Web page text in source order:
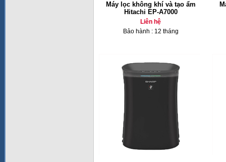
Máy lọc không khí và tạo ẩm
Hitachi EP-A7000
Liên hệ
Bảo hành : 12 tháng